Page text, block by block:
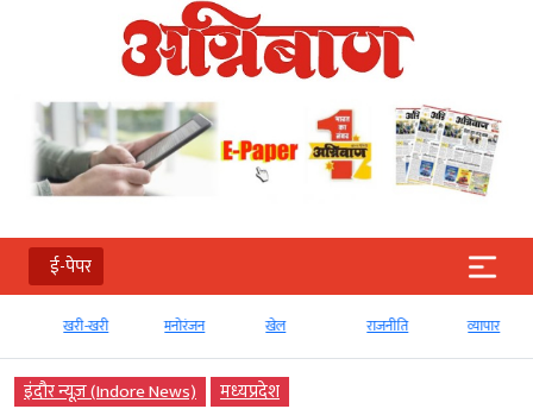
ई-पेपर
खरी-खरी मनोरंजन राजनीति
इंदौर न्यूज़ (Indore News) मध्‍यप्रदेश